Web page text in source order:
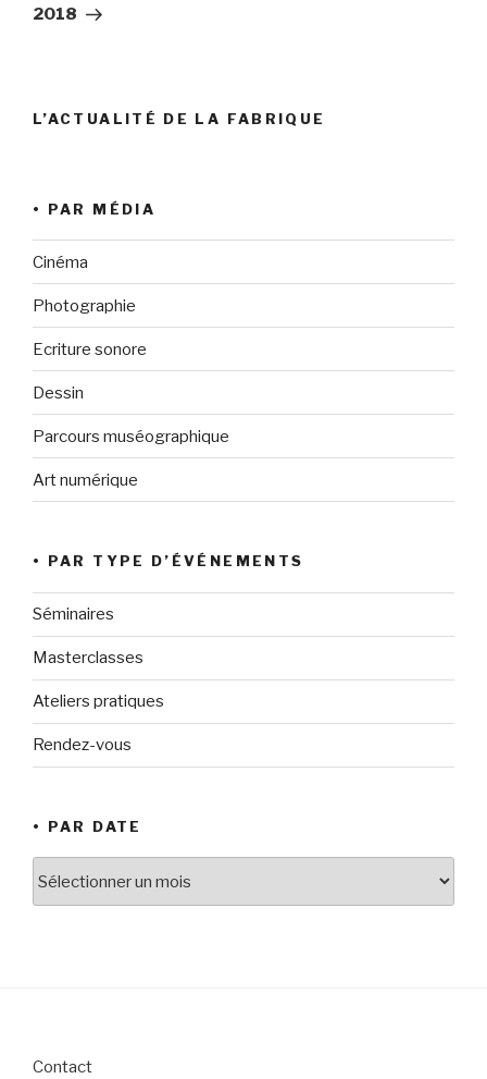
2018
L’ACTUALITÉ DE LA FABRIQUE
• PAR MÉDIA
Cinéma
Photographie
Ecriture sonore
Dessin
Parcours muséographique
Art numérique
• PAR TYPE D’ÉVÉNEMENTS
Séminaires
Masterclasses
Ateliers pratiques
Rendez-vous
• PAR DATE
Contact